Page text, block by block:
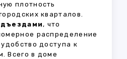
плотность
кварталов.
, что
распределение
доступа к
Всего в доме